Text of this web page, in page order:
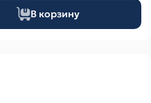
В корзину